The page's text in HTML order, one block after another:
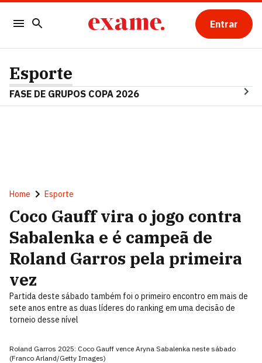
Entrar
Esporte
FASE DE GRUPOS COPA 2026
Home Esporte
Coco Gauff vira o jogo contra
Sabalenka e é campeã de
Roland Garros pela primeira
vez
Partida deste sábado também foi o primeiro encontro em mais de
sete anos entre as duas líderes do ranking em uma decisão de
torneio desse nível
Roland Garros 2025: Coco Gauff vence Aryna Sabalenka neste sábado
(Franco Arland/Getty Images)